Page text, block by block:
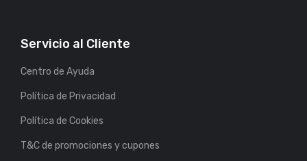
Servicio al Cliente
Centro de Ayuda
Política de Privacidad
Política de Cookies
T&C de promociones y cupones